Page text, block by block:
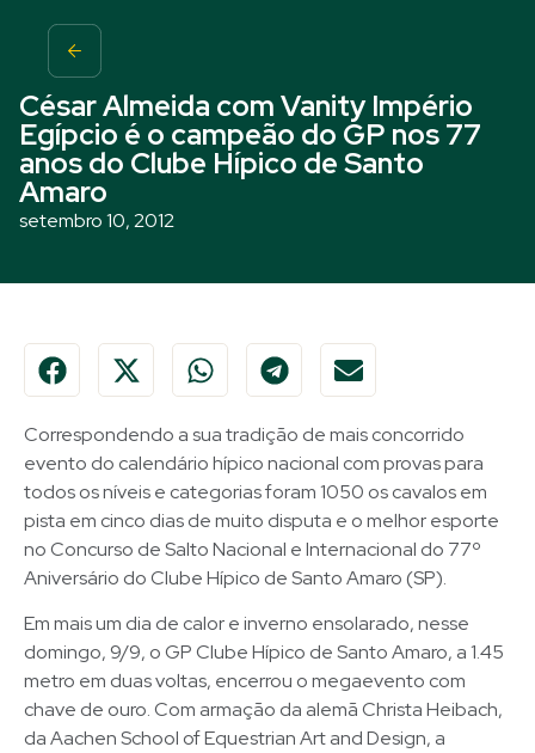
César Almeida com Vanity Império
Egípcio é o campeão do GP nos 77
anos do Clube Hípico de Santo
Amaro
setembro 10, 2012
Correspondendo a sua tradição de mais concorrido
evento do calendário hípico nacional com provas para
todos os níveis e categorias foram 1050 os cavalos em
pista em cinco dias de muito disputa e o melhor esporte
no Concurso de Salto Nacional e Internacional do 77º
Aniversário do Clube Hípico de Santo Amaro (SP).
Em mais um dia de calor e inverno ensolarado, nesse
domingo, 9/9, o GP Clube Hípico de Santo Amaro, a 1.45
metro em duas voltas, encerrou o megaevento com
chave de ouro. Com armação da alemã Christa Heibach,
da Aachen School of Equestrian Art and Design, a